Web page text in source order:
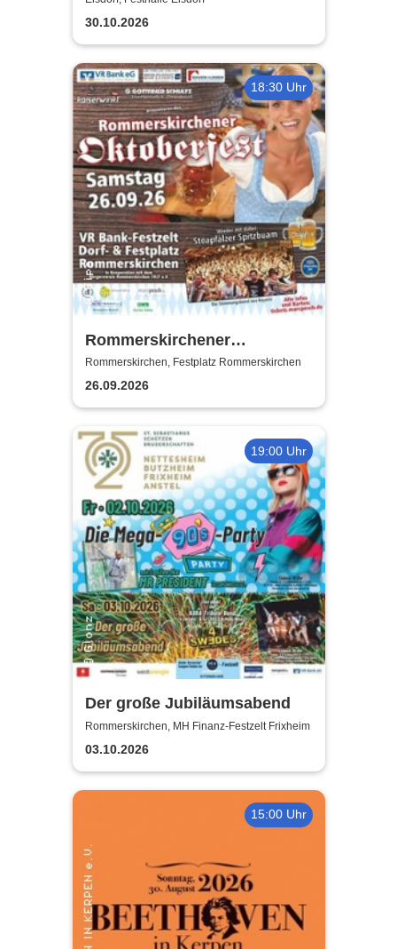
30.10.2026
18:30 Uhr
Rommerskirchener
Oktoberfest - Auf geht´s -
pack mas!
Rommerskirchen, Festplatz Rommerskirchen
26.09.2026
19:00 Uhr
Der große Jubiläumsabend
Rommerskirchen, MH Finanz-Festzelt Frixheim
03.10.2026
15:00 Uhr